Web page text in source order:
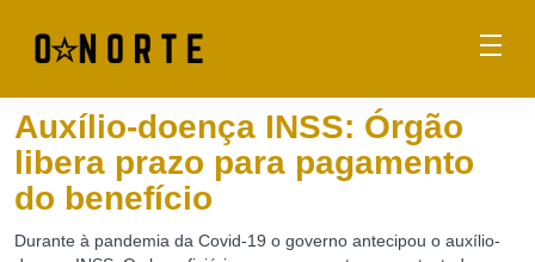
Auxílio-doença INSS: Órgão
libera prazo para pagamento
do benefício
Durante à pandemia da Covid-19 o governo antecipou o auxílio-